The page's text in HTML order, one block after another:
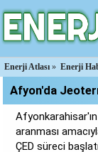
Enerji Atlası » Enerji
Afyon'da
aranması
ÇED süreci